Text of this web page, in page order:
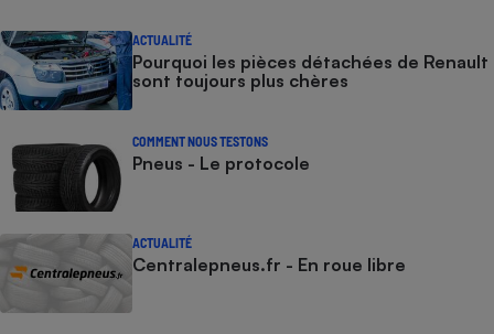
ACTUALITÉ
Pourquoi les pièces détachées de Renault
sont toujours plus chères
COMMENT NOUS TESTONS
Pneus - Le protocole
ACTUALITÉ
Centralepneus.fr - En roue libre